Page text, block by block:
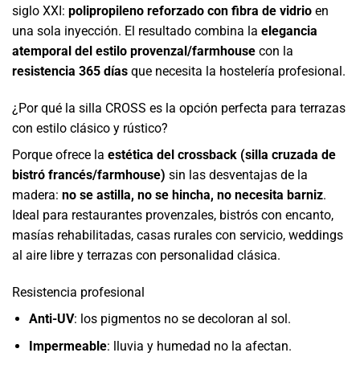
siglo XXI: polipropileno reforzado con fibra de vidrio en
una sola inyección. El resultado combina la elegancia
atemporal del estilo provenzal/farmhouse con la
resistencia 365 días que necesita la hostelería profesional.
¿Por qué la silla CROSS es la opción perfecta para terrazas
con estilo clásico y rústico?
Porque ofrece la estética del crossback (silla cruzada de
bistró francés/farmhouse) sin las desventajas de la
madera: no se astilla, no se hincha, no necesita barniz.
Ideal para restaurantes provenzales, bistrós con encanto,
masías rehabilitadas, casas rurales con servicio, weddings
al aire libre y terrazas con personalidad clásica.
Resistencia profesional
Anti-UV: los pigmentos no se decoloran al sol.
Impermeable: lluvia y humedad no la afectan.